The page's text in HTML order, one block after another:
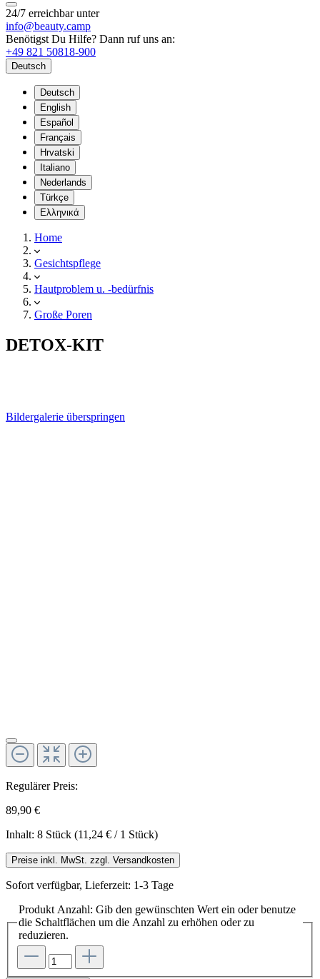
24/7 erreichbar unter
info@beauty.camp
Benötigst Du Hilfe? Dann ruf uns an:
+49 821 50818-900
Deutsch
Deutsch
English
Español
Français
Hrvatski
Italiano
Nederlands
Türkçe
Ελληνικά
Home
Gesichtspflege
Hautproblem u. -bedürfnis
Große Poren
DETOX-KIT
Bildergalerie überspringen
Regulärer Preis:
89,90 €
Inhalt: 8 Stück (11,24 € / 1 Stück)
Preise inkl. MwSt. zzgl. Versandkosten
Sofort verfügbar, Lieferzeit: 1-3 Tage
Produkt Anzahl: Gib den gewünschten Wert ein oder benutze
die Schaltflächen um die Anzahl zu erhöhen oder zu
reduzieren.